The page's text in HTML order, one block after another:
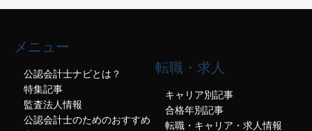
メニュー
公認会計士ナビとは？
特集記事
監査法人情報
公認会計士のためのおすすめ
転職・求人
キャリア別記事
合格年別記事
転職・キャリア・求人情報